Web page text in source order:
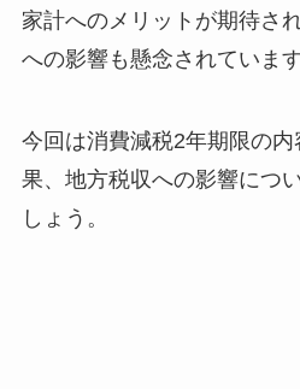
家計へのメリットが期待さ
への影響も懸念されています
今回は消費減税2年期限の
果、地方税収への影響につ
しょう。